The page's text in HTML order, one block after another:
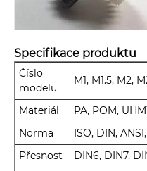
Specifikace produktu
Číslo
modelu
M1, M1.5, M2,
Materiál
PA, POM,
Norma
ISO, DIN,
Přesnost
DIN6, DIN7,